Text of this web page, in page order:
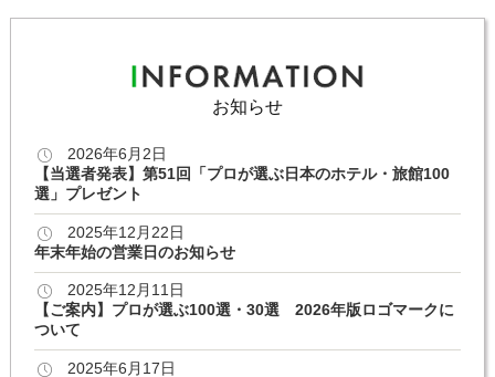
お知らせ
2026年6月2日
【当選者発表】第51回「プロが選ぶ日本のホテル・旅館100
選」プレゼント
2025年12月22日
年末年始の営業日のお知らせ
2025年12月11日
【ご案内】プロが選ぶ100選・30選 2026年版ロゴマークに
ついて
2025年6月17日